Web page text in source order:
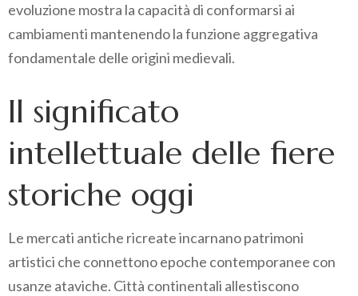
evoluzione mostra la capacità di conformarsi ai
cambiamenti mantenendo la funzione aggregativa
fondamentale delle origini medievali.
Il significato
intellettuale delle fiere
storiche oggi
Le mercati antiche ricreate incarnano patrimoni
artistici che connettono epoche contemporanee con
usanze ataviche. Città continentali allestiscono